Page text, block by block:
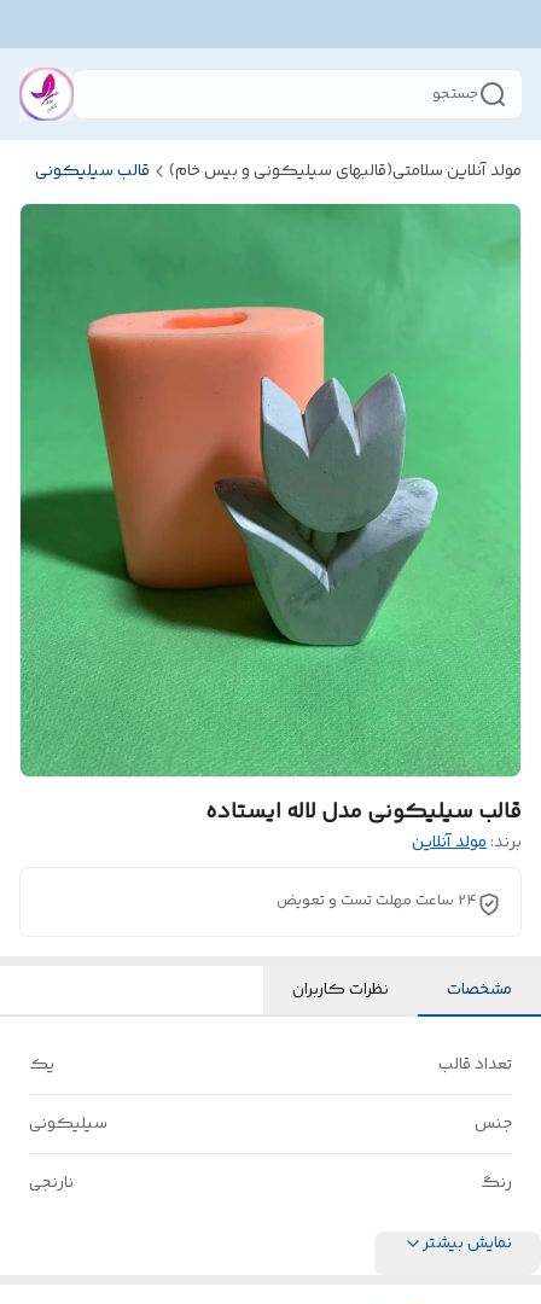
جستجو
مولد آنلاین سلامتی(قالبهای سیلیکونی و بیس خام) قالب سیلیکونی
قالب سیلیکونی مدل لاله ایستاده
برند:مولد آنلاین
24 ساعت مهلت تست و تعویض
مشخصات نظرات کاربران
تعداد قالب یک
جنس سیلیکونی
رنگ نارنجی
نمایش بیشتر